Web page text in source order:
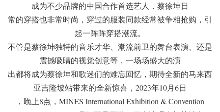
成为不少品牌的中国合作首选艺人，蔡徐坤日
常的穿搭也非常时尚，穿过的服装同款经常被争相抢购，引
起一阵阵穿搭潮流。
不管是蔡徐坤独特的音乐才华、潮流前卫的舞台表演、还是
震撼吸睛的视觉创意等，一场场盛大的演
出都将成为蔡徐坤和歌迷们的难忘回忆，期待全新的马来西
亚吉隆坡站带来的全新惊喜，2023年10月6日
，晚上8点，MINES International Exhibition & Convention